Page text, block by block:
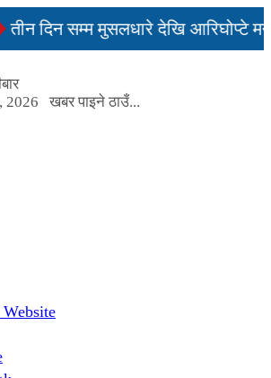
तीन दिन सम्म मुसलधारे देखि आरिघोप्टे
2026
खबर पाइने ठाउँ...